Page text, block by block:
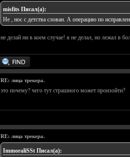
misfits Писал(а):
Не , нос с детства слован. А операцию по
не делай ни в коем случае! я не делал, но лежал в
RE: лица трекера.
это почему? чего тут страшного может произойти?
RE: лица трекера.
ImmoraliSSt Писал(а):